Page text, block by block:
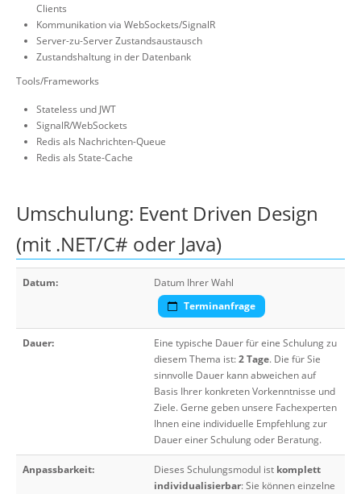
Clients
Kommunikation via WebSockets/SignalR
Server-zu-Server Zustandsaustausch
Zustandshaltung in der Datenbank
Tools/Frameworks
Stateless und JWT
SignalR/WebSockets
Redis als Nachrichten-Queue
Redis als State-Cache
Umschulung: Event Driven Design
(mit .NET/C# oder Java)
Datum:
Datum Ihrer Wahl
Terminanfrage
Dauer:
Eine typische Dauer für eine Schulung zu
diesem Thema ist:2 Tage. Die für Sie
sinnvolle Dauer kann abweichen auf
Basis Ihrer konkreten Vorkenntnisse und
Ziele. Gerne geben unsere Fachexperten
Ihnen eine individuelle Empfehlung zur
Dauer einer Schulung oder Beratung.
Anpassbarkeit: Dieses Schulungsmodul ist komplett
individualisierbar: Sie können einzelne